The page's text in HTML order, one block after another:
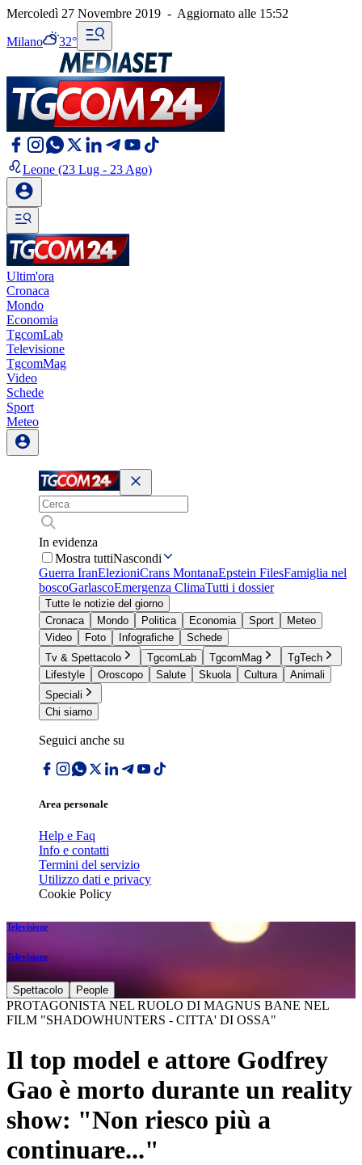
Mercoledì 27 Novembre 2019 - Aggiornato alle 15:52
Milano 32°
Leone (23 Lug - 23 Ago)
Ultim'ora
Cronaca
Mondo
Economia
TgcomLab
Televisione
TgcomMag
Video
Schede
Sport
Meteo
In evidenza
Mostra tuttiNascondi
Guerra IranElezioniCrans MontanaEpstein FilesFamiglia nel
boscoGarlascoEmergenza ClimaTutti i dossier
Tutte le notizie del giorno
Cronaca
Mondo Politica Economia Sport
Meteo
Video
Foto Infografiche
Schede
Tv & Spettacolo
TgcomLab TgcomMag
TgTech
Lifestyle
Oroscopo Salute Skuola Cultura
Animali
Speciali
Chi siamo
Seguici anche su
Area personale
Help e Faq
Info e contatti
Termini del servizio
Utilizzo dati e privacy
Cookie Policy
Televisione
Televisione
Spettacolo People
PROTAGONISTA NEL RUOLO DI MAGNUS BANE NEL
FILM "SHADOWHUNTERS - CITTA' DI OSSA"
Il top model e attore Godfrey
Gao è morto durante un reality
show: "Non riesco più a
continuare..."